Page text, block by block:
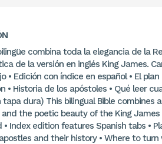
combina toda la elegancia de la
de la versión en inglés King James.
• Edición con índice en español • El
• Historia de los apóstoles • Qué leer
tapa dura) This bilingual Bible combines
and the poetic beauty of the King James
• Index edition features Spanish tabs •
and their history • Where to